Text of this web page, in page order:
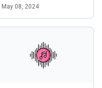
May 08, 2024